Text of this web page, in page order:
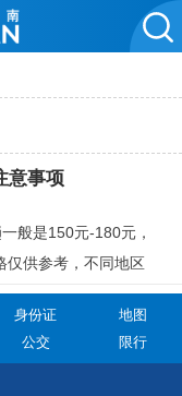
意事项
般是150元-180元，
仅供参考，不同地区
身份证
地图
公交 限行